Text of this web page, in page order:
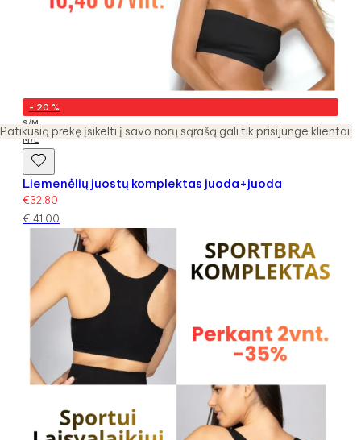
Patikusią prekę įsikelti į savo norų sąrašą gali tik prisijunge klientai.
- 20 %
S/M
M/L
Liemenėlių juostų komplektas juoda+juoda
€32.80
€ 41.00